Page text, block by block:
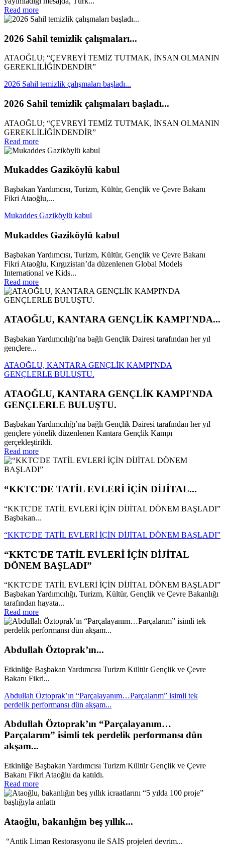
Read more
2026 Sahil temizlik çalışmaları...
ATAOĞLU; “ÇEVREYİ TEMİZ TUTMAK, İNSAN OLMANIN
GEREKLİLİĞİNDENDİR”
2026 Sahil temizlik çalışmaları başladı...
2026 Sahil temizlik çalışmaları başladı...
ATAOĞLU; “ÇEVREYİ TEMİZ TUTMAK, İNSAN OLMANIN
GEREKLİLİĞİNDENDİR”
Read more
Mukaddes Gaziköylü kabul
Başbakan Yardımcısı, Turizm, Kültür, Gençlik ve Çevre Bakanı
Fikri Ataoğlu,...
Mukaddes Gaziköylü kabul
Mukaddes Gaziköylü kabul
Başbakan Yardımcısı, Turizm, Kültür, Gençlik ve Çevre Bakanı
Fikri Ataoğlu, Kırgızistan’da düzenlenen Global Models
International ve Kids...
Read more
ATAOĞLU, KANTARA GENÇLİK KAMPI'NDA...
Başbakan Yardımcılığı’na bağlı Gençlik Dairesi tarafından her yıl
gençlere...
ATAOĞLU, KANTARA GENÇLİK KAMPI'NDA
GENÇLERLE BULUŞTU.
ATAOĞLU, KANTARA GENÇLİK KAMPI'NDA
GENÇLERLE BULUŞTU.
Başbakan Yardımcılığı’na bağlı Gençlik Dairesi tarafından her yıl
gençlere yönelik düzenlenen Kantara Gençlik Kampı
gerçekleştirildi.
Read more
“KKTC'DE TATİL EVLERİ İÇİN DİJİTAL...
“KKTC'DE TATİL EVLERİ İÇİN DİJİTAL DÖNEM BAŞLADI”
Başbakan...
“KKTC'DE TATİL EVLERİ İÇİN DİJİTAL DÖNEM BAŞLADI”
“KKTC'DE TATİL EVLERİ İÇİN DİJİTAL
DÖNEM BAŞLADI”
“KKTC'DE TATİL EVLERİ İÇİN DİJİTAL DÖNEM BAŞLADI”
Başbakan Yardımcılığı, Turizm, Kültür, Gençlik ve Çevre Bakanlığı
tarafından hayata...
Read more
Abdullah Öztoprak’ın...
Etkinliğe Başbakan Yardımcısı Turizm Kültür Gençlik ve Çevre
Bakanı Fikri...
Abdullah Öztoprak’ın “Parçalayanım…Parçalarım” isimli tek
perdelik performansı dün akşam...
Abdullah Öztoprak’ın “Parçalayanım…
Parçalarım” isimli tek perdelik performansı dün
akşam...
Etkinliğe Başbakan Yardımcısı Turizm Kültür Gençlik ve Çevre
Bakanı Fikri Ataoğlu da katıldı.
Read more
Ataoğlu, bakanlığın beş yıllık...
“Antik Liman Restorasyonu ile SAIS projeleri devrim...